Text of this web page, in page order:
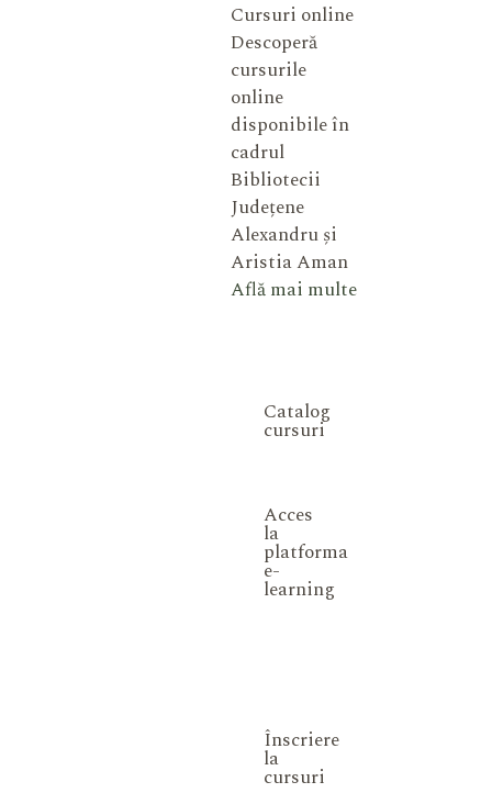
Cursuri online
Descoperă
cursurile
online
disponibile în
cadrul
Bibliotecii
Județene
Alexandru și
Aristia Aman
Află mai multe
Catalog
cursuri
Acces
la
platforma
e-
learning
Înscriere
la
cursuri